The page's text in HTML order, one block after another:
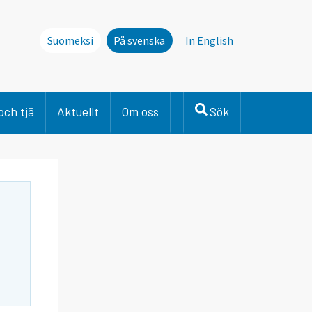
Suomeksi På svenska In English
tjä Aktuellt Om oss Sök